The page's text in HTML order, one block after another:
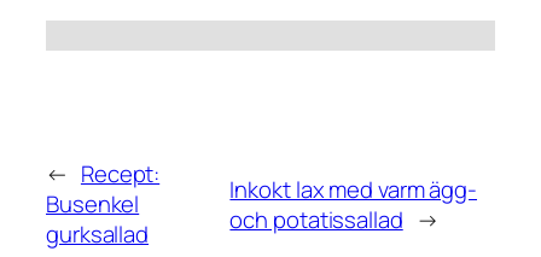
← Recept:
Busenkel
gurksallad
Inkokt lax med varm ägg-
och potatissallad →